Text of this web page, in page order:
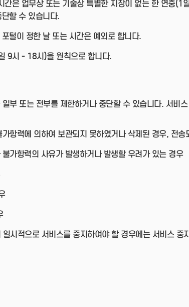
간은 업무상 또는 기술상 특별한 지장이 없는 한 연중(1
할 수 있습니다.
털이 정한 날 또는 시간은 예외로 합니다.
9시 - 18시)을 원칙으로 합니다.
부 또는 전부를 제한하거나 중단할 수 있습니다. 서비
항력에 의하여 보관되지 못하였거나 삭제된 경우, 전
가항력의 사유가 발생하거나 발생할 우려가 있는 경우
시적으로 서비스를 중지하여야 할 경우에는 서비스